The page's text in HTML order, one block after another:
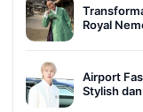
Royal
Airport
Stylish